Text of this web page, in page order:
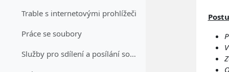
Trable s internetovými prohlížeči
Práce se soubory
Služby pro sdílení a posílání souborů